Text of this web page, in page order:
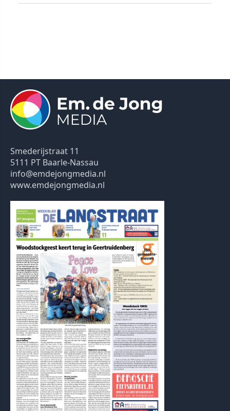
Smederijstraat 11
5111 PT Baarle-Nassau
info@emdejongmedia.nl
www.emdejongmedia.nl